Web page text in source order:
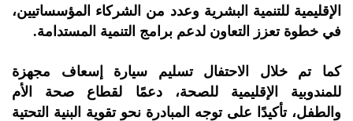
الإقليمية للتنمية البشرية وعدد من الشركاء المؤسساتيين،
في خطوة تعزز التعاون لدعم برامج التنمية المستدامة.
كما تم خلال الاحتفال تسليم سيارة إسعاف مجهزة
للمندوبية الإقليمية للصحة، دعمًا لقطاع صحة الأم
والطفل، تأكيدًا على توجه المبادرة نحو تقوية البنية التحتية